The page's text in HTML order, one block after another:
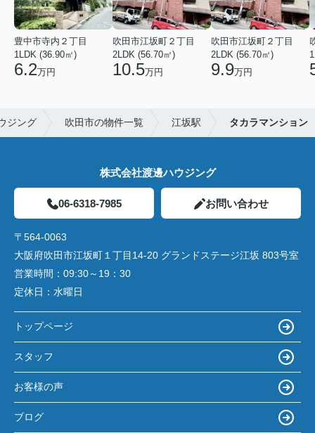
豊中市寺内２丁目
1LDK (36.90㎡)
6.2万円
吹田市江坂町２丁目
2LDK (56.70㎡)
10.5万円
吹田市江坂町２丁目
2LDK (56.70㎡)
9.9万円
ジング 吹田市の物件一覧 江坂駅 タカラマンション
株式会社渡邊ハウジング
06-6318-7985 お問い合わせ
〒564-0063
大阪府吹田市江坂町１丁目14‐20 グランドステージ江坂 803号室
営業時間： 09:30～19：30
定休日： 水曜日
トップページ
スタッフ
お客様の声
ブログ